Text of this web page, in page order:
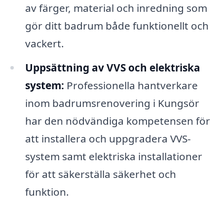
av färger, material och inredning som
gör ditt badrum både funktionellt och
vackert.
Uppsättning av VVS och elektriska
system: Professionella hantverkare
inom badrumsrenovering i Kungsör
har den nödvändiga kompetensen för
att installera och uppgradera VVS-
system samt elektriska installationer
för att säkerställa säkerhet och
funktion.